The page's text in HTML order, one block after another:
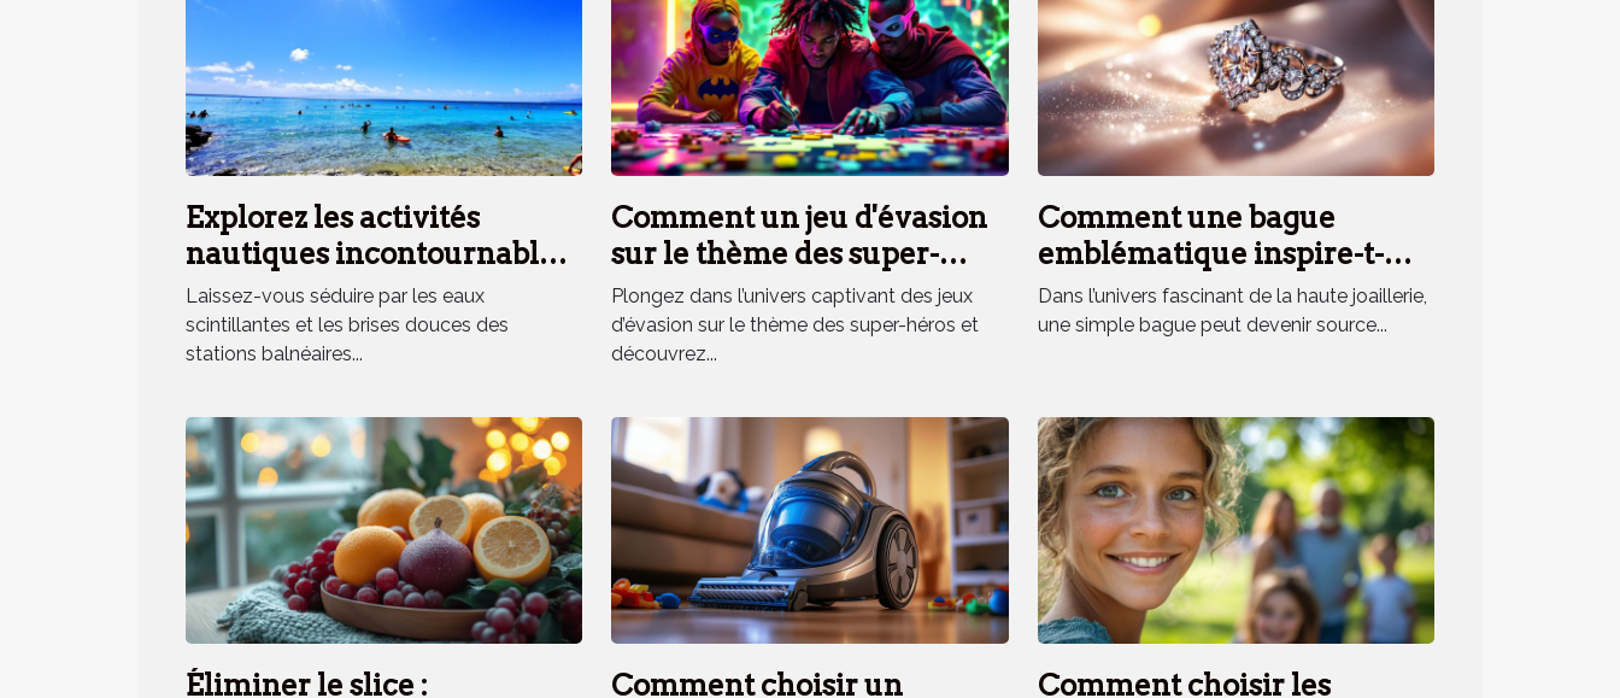
Explorez les activités
nautiques incontournables
en station balnéaire
méridionale
Laissez-vous séduire par les eaux
scintillantes et les brises douces des
stations balnéaires...
Comment un jeu d'évasion
sur le thème des super-
héros renforce la cohésion
d'équipe ?
Plongez dans l’univers captivant des jeux
d’évasion sur le thème des super-héros et
découvrez...
Comment une bague
emblématique inspire-t-
elle un parfum unique ?
Dans l’univers fascinant de la haute joaillerie,
une simple bague peut devenir source...
Éliminer le slice : Comment choisir un Comment choisir les